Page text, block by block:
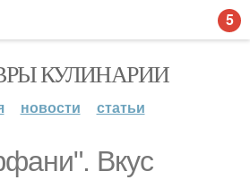
КУЛИНАРИИ
новости статьи
Вкус
5